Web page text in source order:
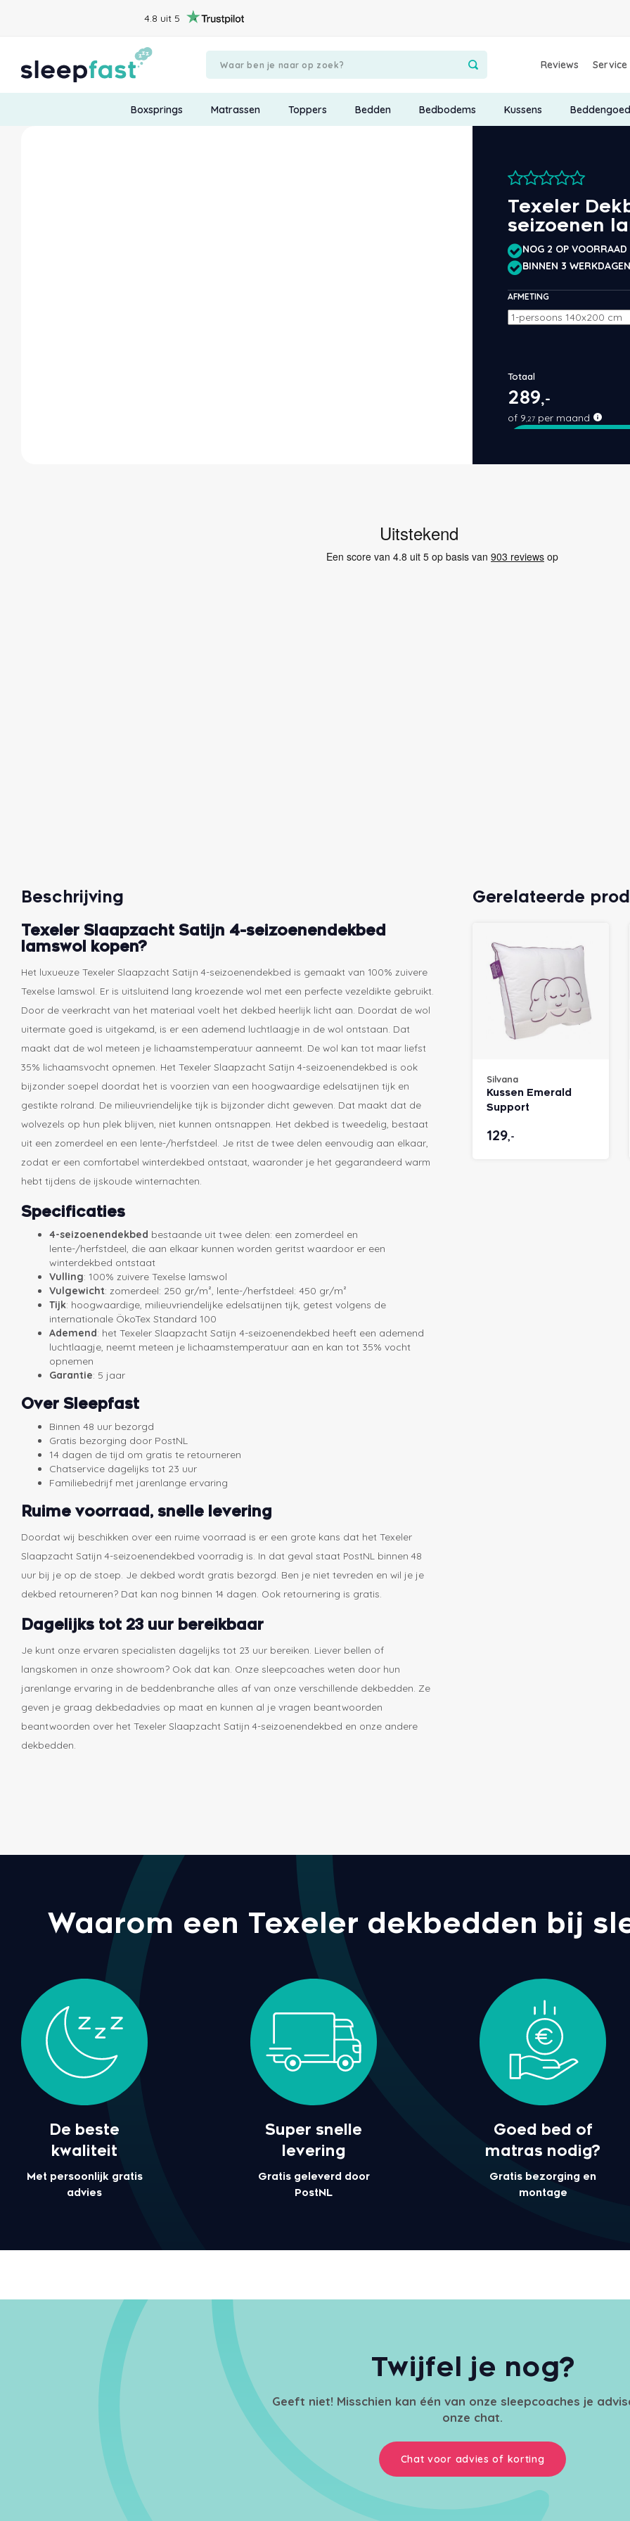
4.8 uit 5
Reviews Service
Boxsprings Matrassen Toppers Bedden Bedbodems Kussens Beddengoed
Texeler
seizoenen
NOG 2 OP VOORRAAD
BINNEN 3
AFMETING
Totaal
289,-
of 9 ,27 per maand
Beschrijving
Texeler Slaapzacht Satijn 4-seizoenendekbed
lamswol kopen?
Het luxueuze Texeler Slaapzacht Satijn 4-seizoenendekbed is gemaakt van 100% zuivere
Texelse lamswol. Er is uitsluitend lang kroezende wol met een perfecte vezeldikte gebruikt.
Door de veerkracht van het materiaal voelt het dekbed heerlijk licht aan. Doordat de wol
uitermate goed is uitgekamd, is er een ademend luchtlaagje in de wol ontstaan. Dat
maakt dat de wol meteen je lichaamstemperatuur aanneemt. De wol kan tot maar liefst
35% lichaamsvocht opnemen. Het Texeler Slaapzacht Satijn 4-seizoenendekbed is ook
bijzonder soepel doordat het is voorzien van een hoogwaardige edelsatijnen tijk en
gestikte rolrand. De milieuvriendelijke tijk is bijzonder dicht geweven. Dat maakt dat de
wolvezels op hun plek blijven, niet kunnen ontsnappen. Het dekbed is tweedelig, bestaat
uit een zomerdeel en een lente-/herfstdeel. Je ritst de twee delen eenvoudig aan elkaar,
zodat er een comfortabel winterdekbed ontstaat, waaronder je het gegarandeerd warm
hebt tijdens de ijskoude winternachten.
Specificaties
4-seizoenendekbed bestaande uit twee delen: een zomerdeel en
lente-/herfstdeel, die aan elkaar kunnen worden geritst waardoor er een
winterdekbed ontstaat
Vulling: 100% zuivere Texelse lamswol
Vulgewicht: zomerdeel: 250 gr/m², lente-/herfstdeel: 450 gr/m²
Tijk: hoogwaardige, milieuvriendelijke edelsatijnen tijk, getest volgens de
internationale ÖkoTex Standard 100
Ademend: het Texeler Slaapzacht Satijn 4-seizoenendekbed heeft een ademend
luchtlaagje, neemt meteen je lichaamstemperatuur aan en kan tot 35% vocht
opnemen
Garantie: 5 jaar
Over Sleepfast
Binnen 48 uur bezorgd
Gratis bezorging door PostNL
14 dagen de tijd om gratis te retourneren
Chatservice dagelijks tot 23 uur
Familiebedrijf met jarenlange ervaring
Ruime voorraad, snelle levering
Doordat wij beschikken over een ruime voorraad is er een grote kans dat het Texeler
Slaapzacht Satijn 4-seizoenendekbed voorradig is. In dat geval staat PostNL binnen 48
uur bij je op de stoep. Je dekbed wordt gratis bezorgd. Ben je niet tevreden en wil je je
dekbed retourneren? Dat kan nog binnen 14 dagen. Ook retournering is gratis.
Dagelijks tot 23 uur bereikbaar
Je kunt onze ervaren specialisten dagelijks tot 23 uur bereiken. Liever bellen of
langskomen in onze showroom? Ook dat kan. Onze sleepcoaches weten door hun
jarenlange ervaring in de beddenbranche alles af van onze verschillende dekbedden. Ze
geven je graag dekbedadvies op maat en kunnen al je vragen beantwoorden
beantwoorden over het Texeler Slaapzacht Satijn 4-seizoenendekbed en onze andere
dekbedden.
Gerelateerde
Silvana
Kussen Emerald
Support
129,-
Waarom een Texeler dekbedden bij
De beste
kwaliteit
Met persoonlijk gratis
advies
Super snelle
levering
Gratis geleverd door
PostNL
Goed bed of
matras nodig?
Gratis bezorging en
montage
Twijfel je nog?
Geeft niet! Misschien kan één van onze sleepcoaches je
onze chat.
Chat voor advies of korting